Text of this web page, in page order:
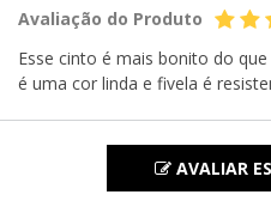
Avaliação do Produto
Esse cinto é mais bonito do
é uma cor linda e fivela é
AVALIAR